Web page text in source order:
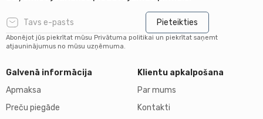
Pieteikties
Abonējot jūs piekrītat mūsu Privātuma politikai un piekrītat saņemt
atjauninājumus no mūsu uzņēmuma.
Galvenā informācija
Apmaksa
Preču piegāde
Klientu apkalpošana
Par mums
Kontakti